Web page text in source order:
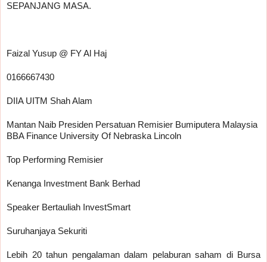
SEPANJANG MASA.
Faizal Yusup @ FY Al Haj
0166667430
DIIA UITM Shah Alam
Mantan Naib Presiden Persatuan Remisier Bumiputera Malaysia
BBA Finance University Of Nebraska Lincoln
Top Performing Remisier
Kenanga Investment Bank Berhad
Speaker Bertauliah InvestSmart
Suruhanjaya Sekuriti
Lebih 20 tahun pengalaman dalam pelaburan saham di Bursa